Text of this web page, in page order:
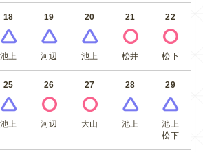
18
池上
19
河辺
20
池上
21
松井
22
松下
25
池上
26
河辺
27
大山
28
池上
29
池上
松下